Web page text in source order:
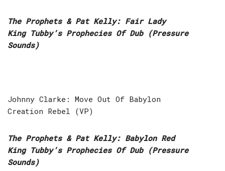
The Prophets & Pat Kelly: Fair Lady
King Tubby’s Prophecies Of Dub (Pressure
Sounds)
Johnny Clarke: Move Out Of Babylon
Creation Rebel (VP)
The Prophets & Pat Kelly: Babylon Red
King Tubby’s Prophecies Of Dub (Pressure
Sounds)